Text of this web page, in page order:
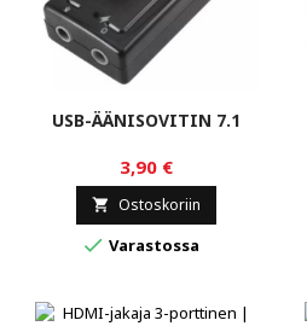
USB-ÄÄNISOVITIN 7.1
3,90 €
 Ostoskoriin
 Varastossa